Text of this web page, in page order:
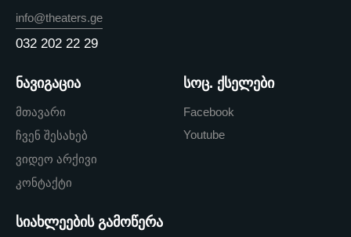
info@theaters.ge
032 202 22 29
ნავიგაცია
მთავარი
ჩვენ შესახებ
ვიდეო არქივი
კონტაქტი
სოც. ქსელები
Facebook
Youtube
სიახლეების გამოწერა